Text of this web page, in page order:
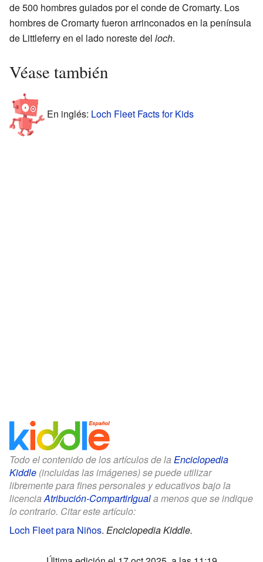
de 500 hombres guiados por el conde de Cromarty. Los
hombres de Cromarty fueron arrinconados en la península
de Littleferry en el lado noreste del loch.
Véase también
En inglés: Loch Fleet Facts for Kids
Todo el contenido de los artículos de la Enciclopedia
Kiddle (incluidas las imágenes) se puede utilizar
libremente para fines personales y educativos bajo la
licenciaAtribución-CompartirIguala menos que se indique
lo contrario. Citar este artículo:
Loch Fleet para Niños. Enciclopedia Kiddle.